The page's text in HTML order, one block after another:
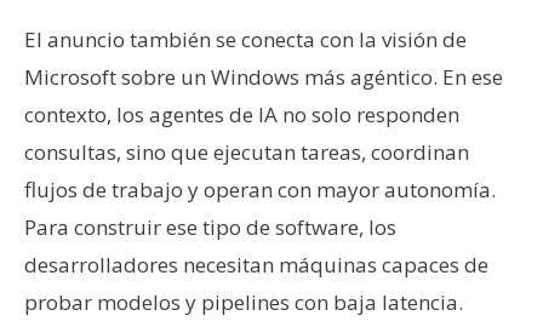
El anuncio también se conecta con la visión de
Microsoft sobre un Windows más agéntico. En ese
contexto, los agentes de IA no solo responden
consultas, sino que ejecutan tareas, coordinan
flujos de trabajo y operan con mayor autonomía.
Para construir ese tipo de software, los
desarrolladores necesitan máquinas capaces de
probar modelos y pipelines con baja latencia.